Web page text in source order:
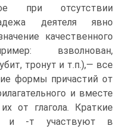
при отсутствии
деятеля явно
качественного
взволнован,
тронут и т.п.),— все
формы причастий от
и вместе
от глагола. Краткие
и -т участвуют в